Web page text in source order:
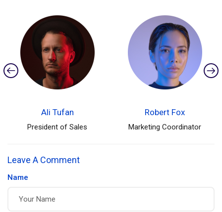
Ali Tufan
President of Sales
Robert Fox
Marketing Coordinator
Leave A Comment
Name